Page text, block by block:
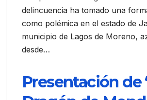
delincuencia ha tomado una
como polémica en el estado de
municipio de Lagos de Moreno,
desde…
Presentación de